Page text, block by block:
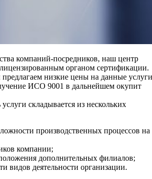
компаний-посредников, наш центр
лицензированным органом сертификации.
низкие цены на данные
ИСО 9001 в дальнейшем окупит
складывается из нескольких
производственных процессов на
компании;
дополнительных филиалов;
видов деятельности организации.